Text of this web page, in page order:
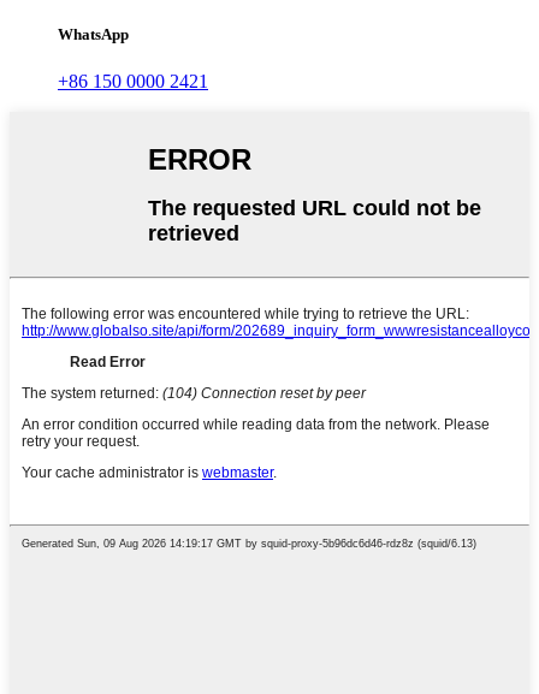
WhatsApp
+86 150 0000 2421